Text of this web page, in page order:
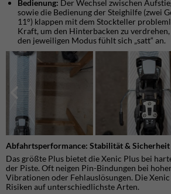
Bedienung: Der Wechsel zwischen
sowie die Bedienung der Steighilfe (zwei
11°) klappen mit dem Stockteller
Kraft, um den Hinterbacken zu
den jeweiligen Modus fühlt sich „satt“ an.
Abfahrtsperformance: Stabilität & Sicherheit
​Das größte Plus bietet die Xenic Plus bei
der Piste. Oft neigen Pin-Bindungen bei
Vibrationen oder Fehlauslösungen. Die
Risiken auf unterschiedlichste Arten.